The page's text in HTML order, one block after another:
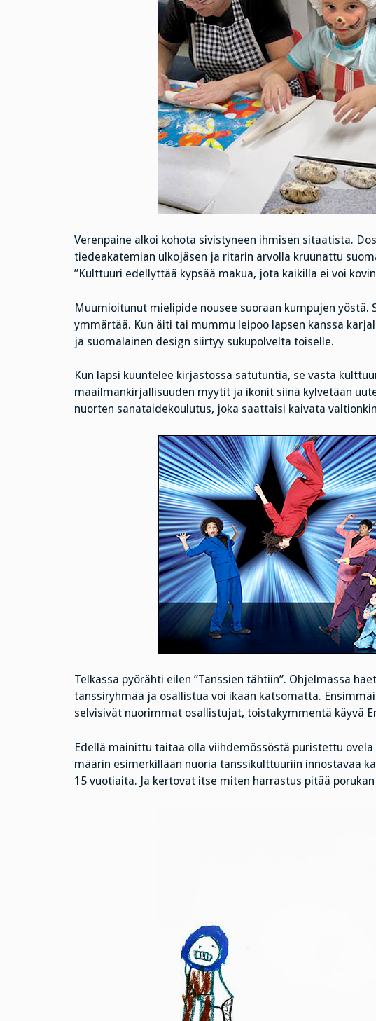
Verenpaine alkoi kohota sivistyneen ihmisen sitaatista.
tiedeakatemian ulkojäsen ja ritarin arvolla kruunattu
”Kulttuuri edellyttää kypsää makua, jota kaikilla ei voi
Muumioitunut mielipide nousee suoraan kumpujen
ymmärtää. Kun äiti tai mummu leipoo lapsen kanssa
ja suomalainen design siirtyy sukupolvelta toiselle.
Kun lapsi kuuntelee kirjastossa satutuntia, se vasta
maailmankirjallisuuden myytit ja ikonit siinä kylvetään
nuorten sanataidekoulutus, joka saattaisi kaivata
Telkassa pyörähti eilen ”Tanssien tähtiin”. Ohjelmassa
tanssiryhmää ja osallistua voi ikään katsomatta.
selvisivät nuorimmat osallistujat, toistakymmentä käyvä
Edellä mainittu taitaa olla viihdemössöstä puristettu
määrin esimerkillään nuoria tanssikulttuuriin innostavaa
15 vuotiaita. Ja kertovat itse miten harrastus pitää